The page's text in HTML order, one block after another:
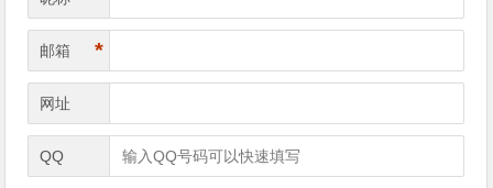
邮箱 *
网址
QQ